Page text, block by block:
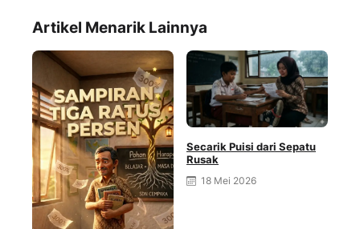
Artikel Menarik Lainnya
Secarik Puisi dari Sepatu
Rusak
18 Mei 2026